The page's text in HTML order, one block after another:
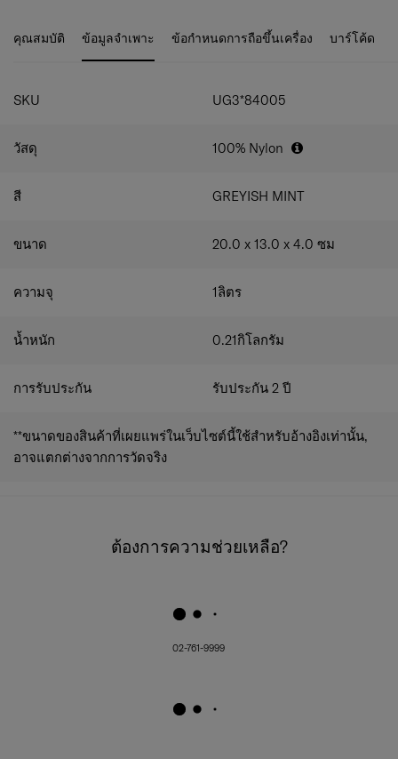
ห่วงภายในและตัวจัดระเบียบหลายช่อง
ช่องซิปด้านหน้า 1 ช่อง / ช่องใส่ของด้านหลัง 1 ช่อง
สายสะพายสามารถถอดออกและปรับความยาวได้
คุณสมบัติ ข้อมูลจำเพาะ ข้อกำหนดการถือขึ้นเครื่อง บาร์โค้ด
SKU UG3*84005
วัสดุ 100% Nylon
สี GREYISH MINT
ขนาด 20.0 x 13.0 x 4.0 ซม
ความจุ 1ลิตร
น้ำหนัก 0.21กิโลกรัม
การรับประกัน รับประกัน 2 ปี
**ขนาดของสินค้าที่เผยแพร่ในเว็บไซต์นี้ใช้สำหรับอ้างอิงเท่านั้น,
อาจแตกต่างจากการวัดจริง
ต้องการความช่วยเหลือ?
02-761-9999